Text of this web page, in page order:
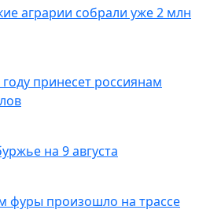
аграрии собрали уже 2 млн
принесет россиянам
на 9 августа
фуры произошло на трассе